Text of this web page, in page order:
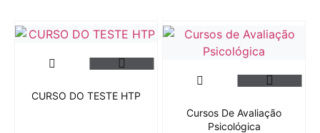
CURSO DO TESTE HTP
Cursos De Avaliação
Psicológica